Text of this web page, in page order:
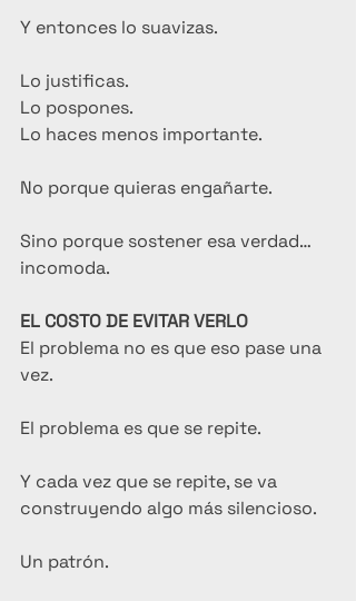
Y entonces lo suavizas.
Lo justificas.
Lo pospones.
Lo haces menos importante.
No porque quieras engañarte.
Sino porque sostener esa verdad…
incomoda.
EL COSTO DE EVITAR VERLO
El problema no es que eso pase una
vez.
El problema es que se repite.
Y cada vez que se repite, se va
construyendo algo más silencioso.
Un patrón.